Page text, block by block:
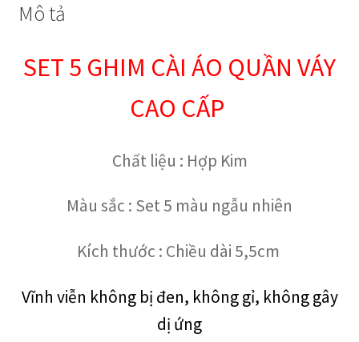
Mô tả
SET 5 GHIM CÀI ÁO QUẦN VÁY
CAO CẤP
Chất liệu : Hợp Kim
Màu sắc : Set 5 màu ngẫu nhiên
Kích thước : Chiều dài 5,5cm
Vĩnh viễn không bị đen, không gỉ, không gây
dị ứng